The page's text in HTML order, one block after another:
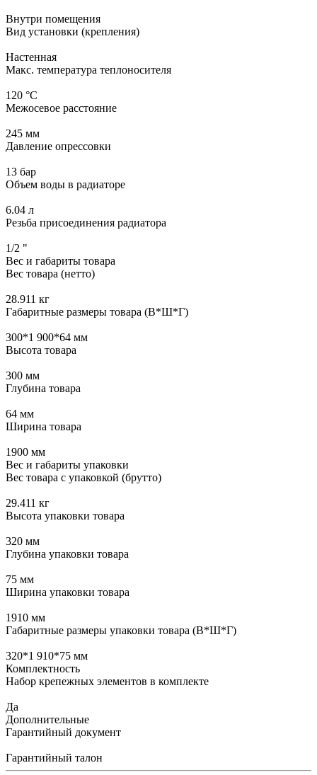
Внутри помещения
Вид установки (крепления)
Настенная
Макс. температура теплоносителя
120 °С
Межосевое расстояние
245 мм
Давление опрессовки
13 бар
Объем воды в радиаторе
6.04 л
Резьба присоединения радиатора
1/2 "
Вес и габариты товара
Вес товара (нетто)
28.911 кг
Габаритные размеры товара (В*Ш*Г)
300*1 900*64 мм
Высота товара
300 мм
Глубина товара
64 мм
Ширина товара
1900 мм
Вес и габариты упаковки
Вес товара с упаковкой (брутто)
29.411 кг
Высота упаковки товара
320 мм
Глубина упаковки товара
75 мм
Ширина упаковки товара
1910 мм
Габаритные размеры упаковки товара (В*Ш*Г)
320*1 910*75 мм
Комплектность
Набор крепежных элементов в комплекте
Да
Дополнительные
Гарантийный документ
Гарантийный талон